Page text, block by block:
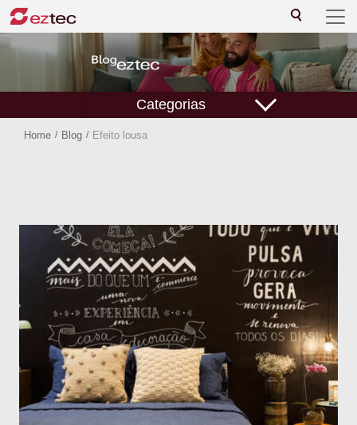
Categorias
Home / Blog / Efeito lousa